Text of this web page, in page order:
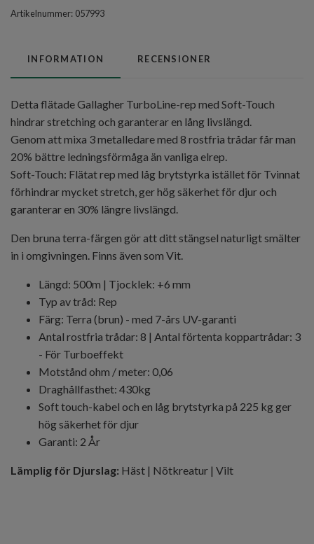
Artikelnummer: 057993
INFORMATION RECENSIONER
Detta flätade Gallagher TurboLine-rep med Soft-Touch
hindrar stretching och garanterar en lång livslängd.
Genom att mixa 3 metalledare med 8 rostfria trådar får man
20% bättre ledningsförmåga än vanliga elrep.
Soft-Touch: Flätat rep med låg brytstyrka istället för Tvinnat
förhindrar mycket stretch, ger hög säkerhet för djur och
garanterar en 30% längre livslängd.
Den bruna terra-färgen gör att ditt stängsel naturligt smälter
in i omgivningen. Finns även som Vit.
Längd: 500m | Tjocklek: +6 mm
Typ av tråd: Rep
Färg: Terra (brun) - med 7-års UV-garanti
Antal rostfria trådar: 8 | Antal förtenta koppartrådar: 3
- För Turboeffekt
Motstånd ohm / meter: 0,06
Draghållfasthet: 430kg
Soft touch-kabel och en låg brytstyrka på 225 kg ger
hög säkerhet för djur
Garanti: 2 År
Lämplig för Djurslag: Häst | Nötkreatur | Vilt